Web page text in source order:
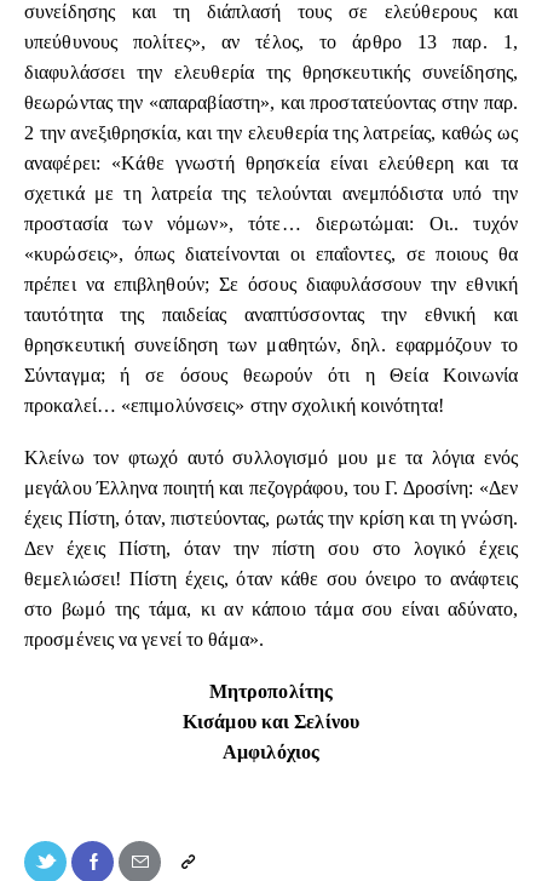
συνείδησης και τη διάπλασή τους σε ελεύθερους και
υπεύθυνους πολίτες», αν τέλος, το άρθρο 13 παρ. 1,
διαφυλάσσει την ελευθερία της θρησκευτικής συνείδησης,
θεωρώντας την «απαραβίαστη», και προστατεύοντας στην παρ.
2 την ανεξιθρησκία, και την ελευθερία της λατρείας, καθώς ως
αναφέρει: «Kάθε γνωστή θρησκεία είναι ελεύθερη και τα
σχετικά με τη λατρεία της τελούνται ανεμπόδιστα υπό την
προστασία των νόμων», τότε… διερωτώμαι: Οι.. τυχόν
«κυρώσεις», όπως διατείνονται οι επαΐοντες, σε ποιους θα
πρέπει να επιβληθούν; Σε όσους διαφυλάσσουν την εθνική
ταυτότητα της παιδείας αναπτύσσοντας την εθνική και
θρησκευτική συνείδηση των μαθητών, δηλ. εφαρμόζουν το
Σύνταγμα; ή σε όσους θεωρούν ότι η Θεία Κοινωνία
προκαλεί… «επιμολύνσεις» στην σχολική κοινότητα!
Κλείνω τον φτωχό αυτό συλλογισμό μου με τα λόγια ενός
μεγάλου Έλληνα ποιητή και πεζογράφου, του Γ. Δροσίνη: «Δεν
έχεις Πίστη, όταν, πιστεύοντας, ρωτάς την κρίση και τη γνώση.
Δεν έχεις Πίστη, όταν την πίστη σου στο λογικό έχεις
θεμελιώσει! Πίστη έχεις, όταν κάθε σου όνειρο το ανάφτεις
στο βωμό της τάμα, κι αν κάποιο τάμα σου είναι αδύνατο,
προσμένεις να γενεί το θάμα».
Μητροπολίτης
Κισάμου και Σελίνου
Αμφιλόχιος